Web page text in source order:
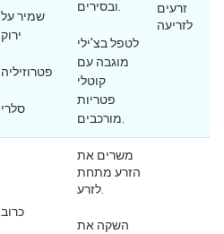
שמיר על
ירוק
פטרוזיליה
סלרי
לטפל בצ'ילי
מוגבה עם
קוטלי
פטריות
זרעים
לזריעה
כרוב
משרים את
הזרע מתחת
השקה את